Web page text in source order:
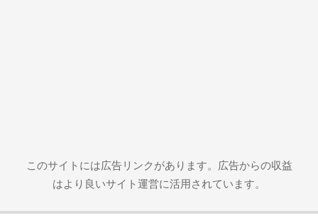
このサイトには広告リンクがあります。広告からの収益
はより良いサイト運営に活用されています。